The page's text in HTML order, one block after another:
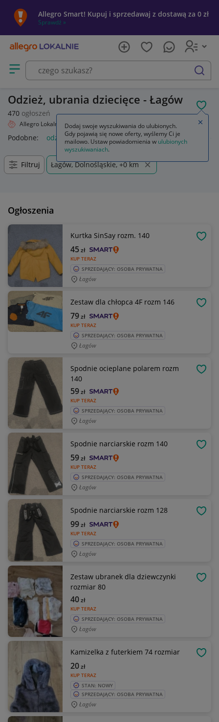
Allegro Smart! Kupuj i sprzedawaj z dostawą za 0 zł
Sprawdź »
Otwórz menu z kategoriami
szukaj
Odzież, ubrania dziecięce - Łagów
470 ogłoszeń
Allegro Lokalnie Dziecko Odzież
Podobne: odzież odzież używana na kg odzież damska
Filtruj Łagów, Dolnośląskie, +0 km
Ogłoszenia
Kurtka SinSay rozm. 140
KUP TERAZ
45zł
SPRZEDAJĄCY: OSOBA PRYWATNA
Łagów
Zestaw dla chłopca 4F rozm 146
KUP TERAZ
79zł
SPRZEDAJĄCY: OSOBA PRYWATNA
Łagów
Spodnie ocieplane polarem rozm
140
KUP TERAZ
59zł
SPRZEDAJĄCY: OSOBA PRYWATNA
Łagów
Spodnie narciarskie rozm 140
KUP TERAZ
59zł
SPRZEDAJĄCY: OSOBA PRYWATNA
Łagów
Spodnie narciarskie rozm 128
KUP TERAZ
99zł
SPRZEDAJĄCY: OSOBA PRYWATNA
Łagów
Zestaw ubranek dla dziewczynki
rozmiar 80
KUP TERAZ
40zł
SPRZEDAJĄCY: OSOBA PRYWATNA
Łagów
Kamizelka z futerkiem 74 rozmiar
KUP TERAZ
20zł
STAN: NOWY
SPRZEDAJĄCY: OSOBA PRYWATNA
Łagów
Dodaj swoje wyszukiwania do ulubionych.
Gdy pojawią się nowe oferty, wyślemy Ci je
mailowo. Ustaw powiadomienia w ulubionych
wyszukiwaniach.